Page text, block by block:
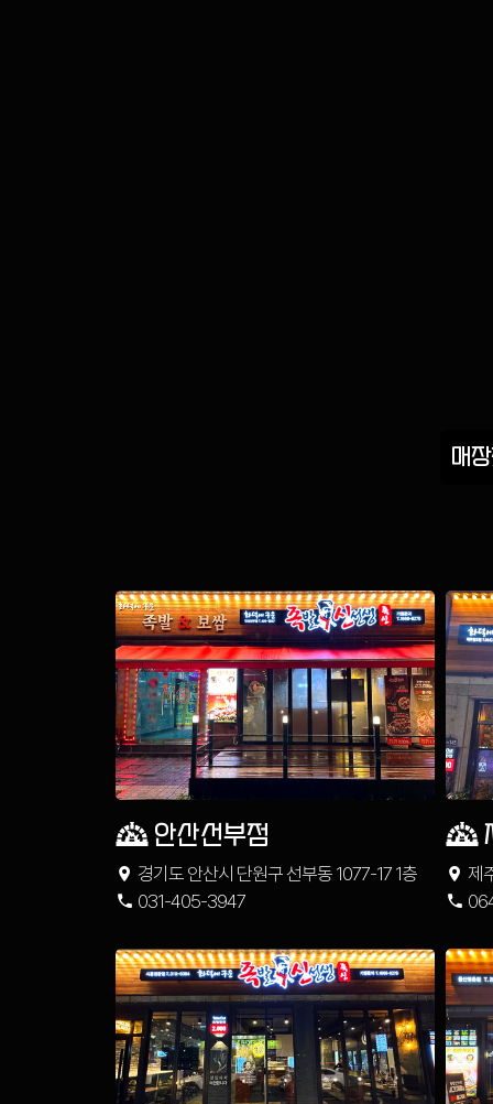
안산선부점
경기도 안산시 단원구 선부동 1077-17 1층
031-405-3947
제